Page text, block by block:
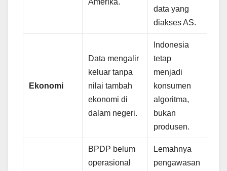
Amerika.
data yang
diakses AS.
Ekonomi
Data mengalir
keluar tanpa
nilai tambah
ekonomi di
dalam negeri.
Indonesia
tetap
menjadi
konsumen
algoritma,
bukan
produsen.
BPDP belum
operasional
Lemahnya
pengawasan